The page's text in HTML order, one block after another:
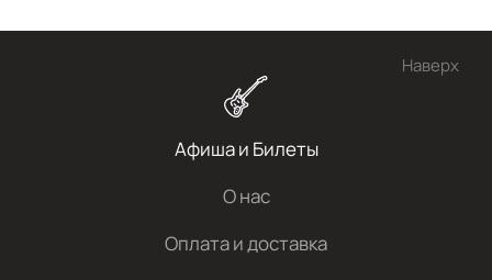
Наверх
Афиша и Билеты
О нас
Оплата и доставка